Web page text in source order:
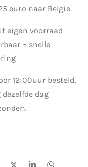
euro naar Belgie.
eigen voorraad
= snelle
12:00uur besteld,
dezelfde dag